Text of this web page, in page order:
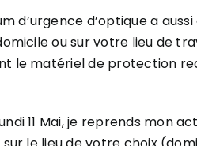
d’urgence d’optique a
ou sur votre lieu de
le matériel de protection
11 Mai, je reprends mon